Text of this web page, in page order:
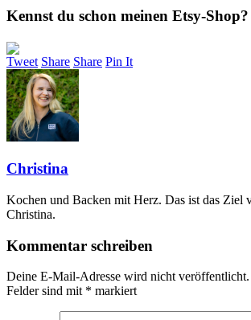
Kennst du schon meinen Etsy-
Tweet Share Share Pin It
Christina
Kochen und Backen mit Herz. Das ist das Ziel
Christina.
Kommentar schreiben
Deine E-Mail-Adresse wird nicht veröffentlicht.
Felder sind mit * markiert